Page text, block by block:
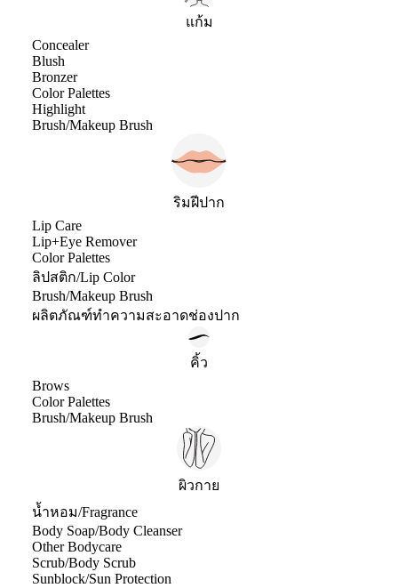
แก้ม
Concealer
Blush
Bronzer
Color Palettes
Highlight
Brush/Makeup Brush
ริมฝีปาก
Lip Care
Lip+Eye Remover
Color Palettes
ลิปสติก/Lip Color
Brush/Makeup Brush
ผลิตภัณฑ์ทำความสะอาดช่องปาก
คิ้ว
Brows
Color Palettes
Brush/Makeup Brush
ผิวกาย
น้ำหอม/Fragrance
Body Soap/Body Cleanser
Other Bodycare
Scrub/Body Scrub
Sunblock/Sun Protection